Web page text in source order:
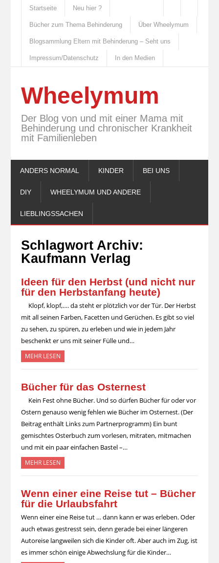
Startseite Neu hier ?
Bücher zum Thema Behinderung Über Wheelymum
Blogsammlung Eltern mit Behinderung – Seht uns
Impressum/Datenschutz In den Medien
Wheelymum
Der Blog von und mit einer Mama mit
Behinderung und chronischer Krankheit
mit Familienleben
ANDERS NORMAL KINDER BEI UNS
DIY WHEELYMUM UND ANDERE
LIEBLINGSSACHEN
Schlagwort Archiv:
Kaufmann Verlag
Ideen für den Herbst (und nicht nur
für den Herbstanfang heute)
Klopf, klopf,…. da steht er plötzlich vor der Tür. Der Herbst
mit all seinen Farben, Facetten und Gerüchen. Es gibt so viel
zu sehen, zu spüren, zu erleben und wie in jedem Jahr
beschenkt er uns mit seiner Fülle und…
MEHR LESEN
Bücher für das Osternest
Kein Fest ohne Bücher. Und so dürfen Bücher für oder vor
Ostern genauso wenig fehlen wie Bücher im Osternest. (Der
Beitrag enthält Links zum Partnerprogramm) Ein bunt
gemischtes Osterbuch zum vorlesen, mitraten, mitmachen
und mit ein paar einfachen Bastel –…
MEHR LESEN
Wenn einer eine Reise tut – Bücher
für die Urlaubsfahrt
Wenn einer eine Reise tut … dann kann er was erleben. Oder
auch etwas gestresst sein, denn gerade bei einer längeren
Autoreise langweilen sich die Kinder oft. Aber auch im Zug, ist
es immer schön einige Abwechslung für die Kinder…